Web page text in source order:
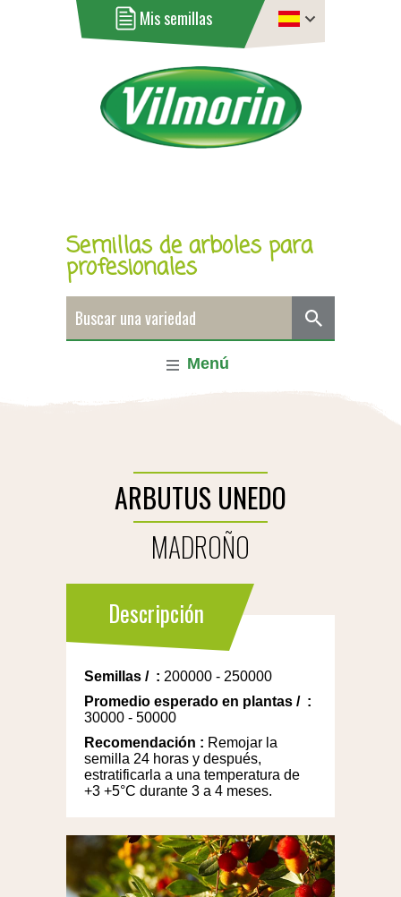
Mis semillas
Semillas de arboles para
profesionales
Menú
ARBUTUS UNEDO
MADROÑO
Descripción
Semillas / : 200000 - 250000
Promedio esperado en plantas / :
30000 - 50000
Recomendación : Remojar la
semilla 24 horas y después,
estratificarla a una temperatura de
+3 +5°C durante 3 a 4 meses.